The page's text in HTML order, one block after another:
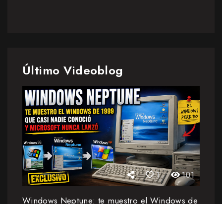
Último Videoblog
1 101
Windows Neptune: te muestro el Windows de